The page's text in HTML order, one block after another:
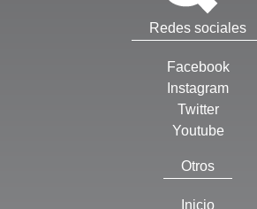
Redes sociales
Facebook
Instagram
Twitter
Youtube
Otros
Inicio